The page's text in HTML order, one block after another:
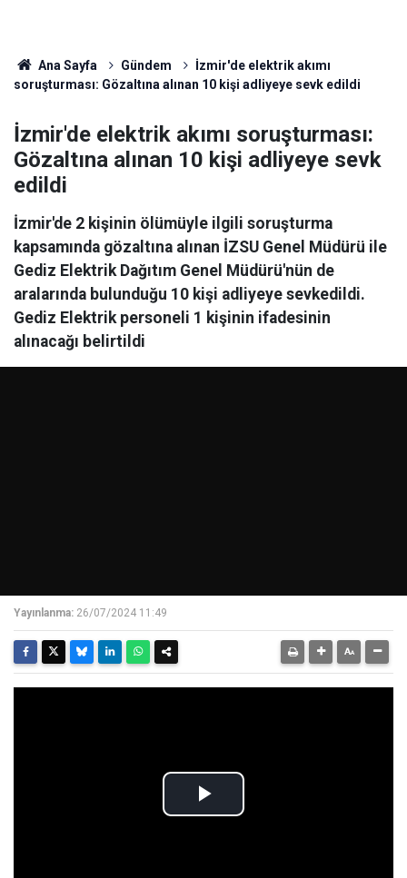
Ana Sayfa Gündem
İzmir'de elektrik akımı
soruşturması: Gözaltına alınan 10 kişi adliyeye sevk edildi
İzmir'de elektrik akımı soruşturması:
Gözaltına alınan 10 kişi adliyeye sevk
edildi
İzmir'de 2 kişinin ölümüyle ilgili soruşturma
kapsamında gözaltına alınan İZSU Genel Müdürü ile
Gediz Elektrik Dağıtım Genel Müdürü'nün de
aralarında bulunduğu 10 kişi adliyeye sevkedildi.
Gediz Elektrik personeli 1 kişinin ifadesinin
alınacağı belirtildi
Yayınlanma: 26/07/2024 11:49